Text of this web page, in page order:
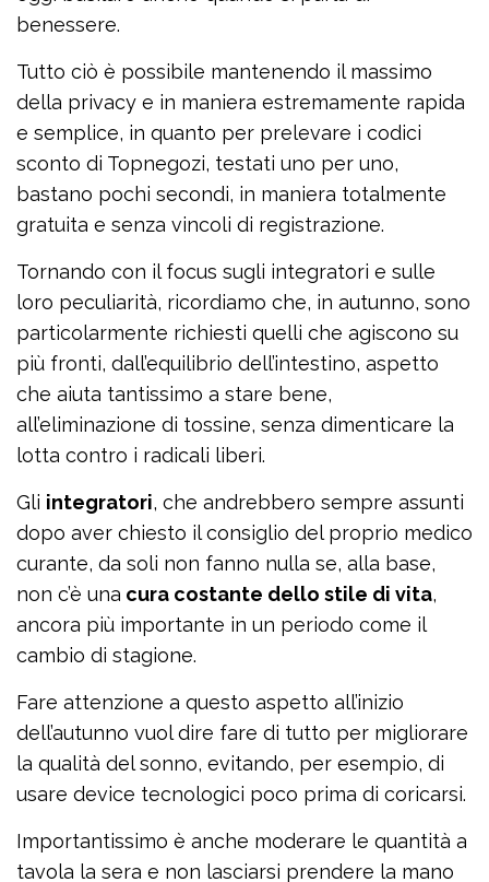
benessere.
Tutto ciò è possibile mantenendo il massimo
della privacy e in maniera estremamente rapida
e semplice, in quanto per prelevare i codici
sconto di Topnegozi, testati uno per uno,
bastano pochi secondi, in maniera totalmente
gratuita e senza vincoli di registrazione.
Tornando con il focus sugli integratori e sulle
loro peculiarità, ricordiamo che, in autunno, sono
particolarmente richiesti quelli che agiscono su
più fronti, dall’equilibrio dell’intestino, aspetto
che aiuta tantissimo a stare bene,
all’eliminazione di tossine, senza dimenticare la
lotta contro i radicali liberi.
Gli integratori, che andrebbero sempre assunti
dopo aver chiesto il consiglio del proprio medico
curante, da soli non fanno nulla se, alla base,
non c’è una cura costante dello stile di vita,
ancora più importante in un periodo come il
cambio di stagione.
Fare attenzione a questo aspetto all’inizio
dell’autunno vuol dire fare di tutto per migliorare
la qualità del sonno, evitando, per esempio, di
usare device tecnologici poco prima di coricarsi.
Importantissimo è anche moderare le quantità a
tavola la sera e non lasciarsi prendere la mano